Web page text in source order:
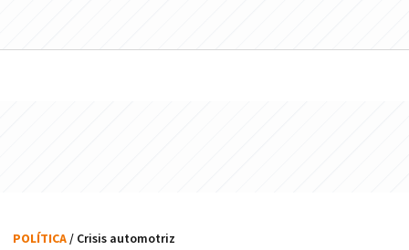
POLÍTICA/ Crisis automotriz